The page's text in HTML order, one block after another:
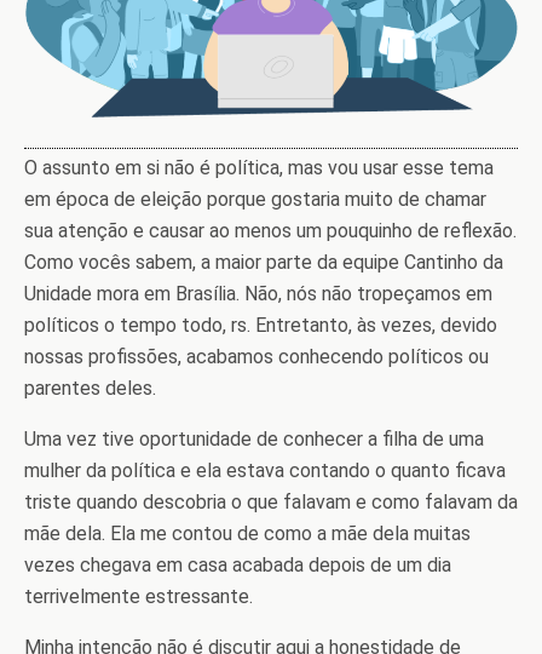
O assunto em si não é política, mas vou usar esse tema
em época de eleição porque gostaria muito de chamar
sua atenção e causar ao menos um pouquinho de reflexão.
Como vocês sabem, a maior parte da equipe Cantinho da
Unidade mora em Brasília. Não, nós não tropeçamos em
políticos o tempo todo, rs. Entretanto, às vezes, devido
nossas profissões, acabamos conhecendo políticos ou
parentes deles.
Uma vez tive oportunidade de conhecer a filha de uma
mulher da política e ela estava contando o quanto ficava
triste quando descobria o que falavam e como falavam da
mãe dela. Ela me contou de como a mãe dela muitas
vezes chegava em casa acabada depois de um dia
terrivelmente estressante.
Minha intenção não é discutir aqui a honestidade de